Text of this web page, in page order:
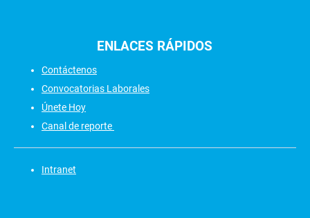
ENLACES RÁPIDOS
Contáctenos
Convocatorias Laborales
Únete Hoy
Canal de reporte
Intranet